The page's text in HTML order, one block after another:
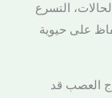
التسرع
على حيوية
العصب قد